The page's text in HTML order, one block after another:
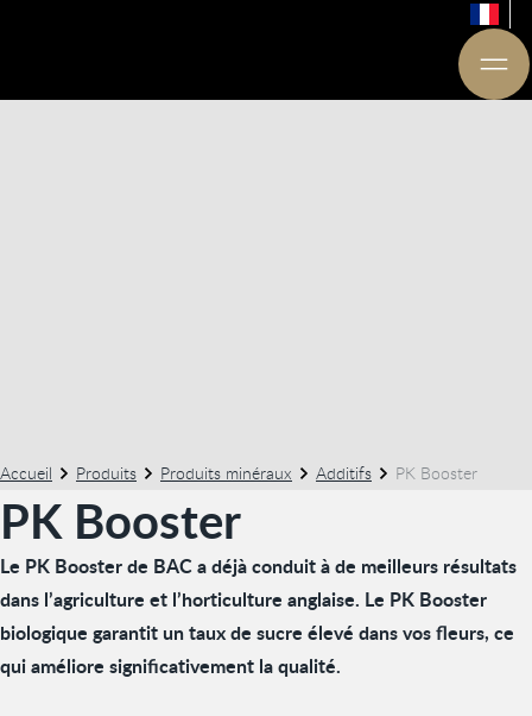
Accueil Produits Produits minéraux Additifs PK Booster
PK Booster
Le PK Booster de BAC a déjà conduit à de meilleurs résultats
dans l’agriculture et l’horticulture anglaise. Le PK Booster
biologique garantit un taux de sucre élevé dans vos fleurs, ce
qui améliore significativement la qualité.